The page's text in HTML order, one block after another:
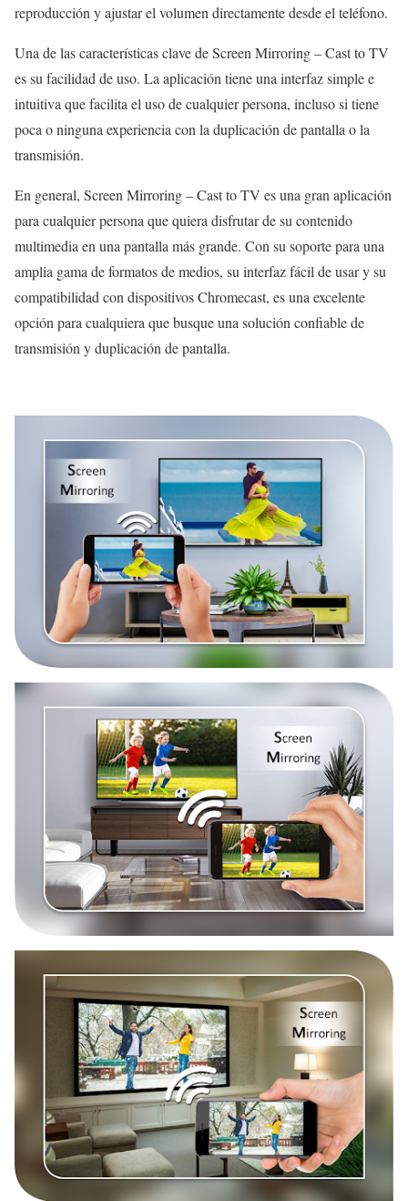
reproducción y ajustar el volumen directamente desde el teléfono.
Una de las características clave de Screen Mirroring – Cast to TV
es su facilidad de uso. La aplicación tiene una interfaz simple e
intuitiva que facilita el uso de cualquier persona, incluso si tiene
poca o ninguna experiencia con la duplicación de pantalla o la
transmisión.
En general, Screen Mirroring – Cast to TV es una gran aplicación
para cualquier persona que quiera disfrutar de su contenido
multimedia en una pantalla más grande. Con su soporte para una
amplia gama de formatos de medios, su interfaz fácil de usar y su
compatibilidad con dispositivos Chromecast, es una excelente
opción para cualquiera que busque una solución confiable de
transmisión y duplicación de pantalla.